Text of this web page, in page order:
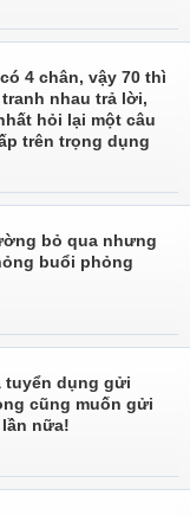
4 chân, vậy 70 thì
nhau trả lời,
hỏi lại một câu
trên trọng dụng
bỏ qua nhưng
buổi phỏng
tuyển dụng gửi
cũng muốn gửi
nữa!